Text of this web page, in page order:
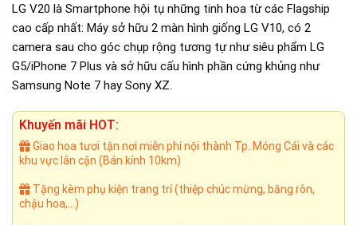
là:
650.000₫.
tại
là:
490.000₫.
LG V20 là Smartphone hội tụ những tinh hoa từ các Flagship
cao cấp nhất: Máy sở hữu 2 màn hình giống LG V10, có 2
camera sau cho góc chụp rộng tương tự như siêu phẩm LG
G5/iPhone 7 Plus và sở hữu cấu hình phần cứng khủng như
Samsung Note 7 hay Sony XZ.
Khuyến mãi HOT:
Giao hoa tươi tận nơi miễn phí nội thành Tp. Móng Cái và các
khu vực lân cận (Bán kính 10km)
Tặng kèm phụ kiện trang trí (thiệp chúc mừng, băng rôn,
chậu hoa,...)